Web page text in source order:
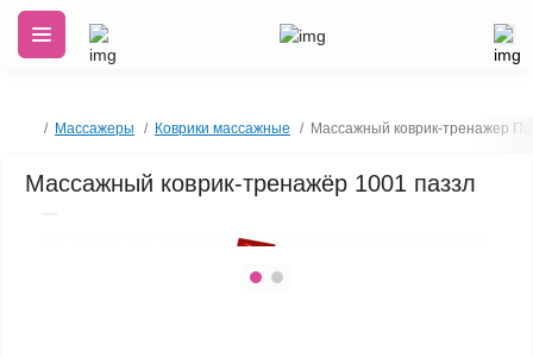
Массажеры Коврики массажные Массажный коврик-тренажер
Массажный коврик-тренажёр 1001 паззл